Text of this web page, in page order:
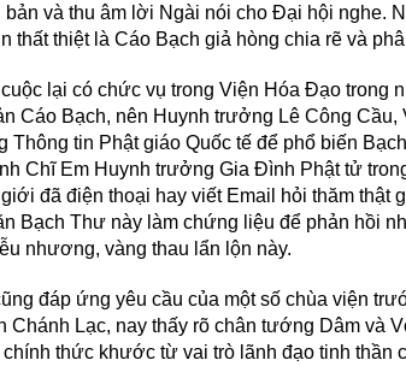
bản và thu âm lời Ngài nói cho Đại hội nghe.
thất thiệt là Cáo Bạch giả hòng chia rẽ và
lại có chức vụ trong Viện Hóa Đạo trong
Cáo Bạch, nên Huynh trưởng Lê Công
Thông tin Phật giáo Quốc tế để phổ biến
Chĩ Em Huynh trưởng Gia Đình Phật tử
đã điện thoại hay viết Email hỏi thăm thật
Bạch Thư này làm chứng liệu để phản hồi
nhương, vàng thau lẩn lộn này.
đáp ứng yêu cầu của một số chùa viện
Chánh Lạc, nay thấy rõ chân tướng Dâm và
thức khước từ vai trò lãnh đạo tinh thần